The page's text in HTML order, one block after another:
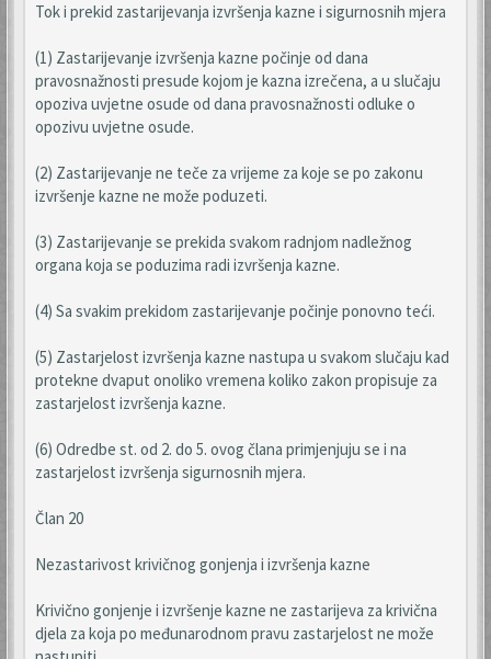
Tok i prekid zastarijevanja izvršenja kazne i sigurnosnih mjera
(1) Zastarijevanje izvršenja kazne počinje od dana
pravosnažnosti presude kojom je kazna izrečena, a u slučaju
opoziva uvjetne osude od dana pravosnažnosti odluke o
opozivu uvjetne osude.
(2) Zastarijevanje ne teče za vrijeme za koje se po zakonu
izvršenje kazne ne može poduzeti.
(3) Zastarijevanje se prekida svakom radnjom nadležnog
organa koja se poduzima radi izvršenja kazne.
(4) Sa svakim prekidom zastarijevanje počinje ponovno teći.
(5) Zastarjelost izvršenja kazne nastupa u svakom slučaju kad
protekne dvaput onoliko vremena koliko zakon propisuje za
zastarjelost izvršenja kazne.
(6) Odredbe st. od 2. do 5. ovog člana primjenjuju se i na
zastarjelost izvršenja sigurnosnih mjera.
Član 20
Nezastarivost krivičnog gonjenja i izvršenja kazne
Krivično gonjenje i izvršenje kazne ne zastarijeva za krivična
djela za koja po međunarodnom pravu zastarjelost ne može